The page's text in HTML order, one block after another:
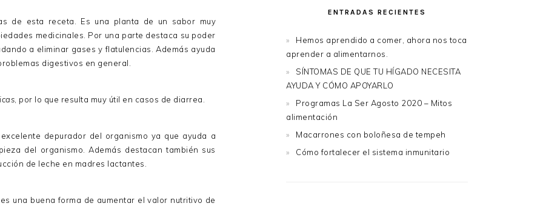
de esta receta. Es una planta de un sabor muy
medicinales. Por una parte destaca su poder
a eliminar gases y flatulencias. Además ayuda
digestivos en general.
, por lo que resulta muy útil en casos de diarrea.
excelente depurador del organismo ya que ayuda a
del organismo. Además destacan también sus
de leche en madres lactantes.
una buena forma de aumentar el valor nutritivo de
ENTRADAS RECIENTES
Hemos aprendido a comer, ahora nos toca
aprender a alimentarnos.
SÍNTOMAS DE QUE TU HÍGADO NECESITA
AYUDA Y CÓMO APOYARLO
Programas La Ser Agosto 2020 – Mitos
alimentación
Macarrones con boloñesa de tempeh
Cómo fortalecer el sistema inmunitario